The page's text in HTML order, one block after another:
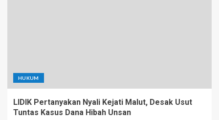
HUKUM
LIDIK Pertanyakan Nyali Kejati Malut, Desak Usut
Tuntas Kasus Dana Hibah Unsan